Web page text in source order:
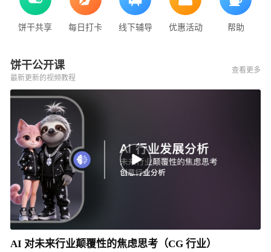
饼干共享 每日打卡 线下辅导 优惠活动 帮助
饼干公开课
最新更新的视频教程
查看更多
AI 对未来行业颠覆性的焦虑思考（CG 行业）